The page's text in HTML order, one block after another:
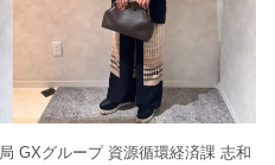
GXグループ 資源循環経済課 志和